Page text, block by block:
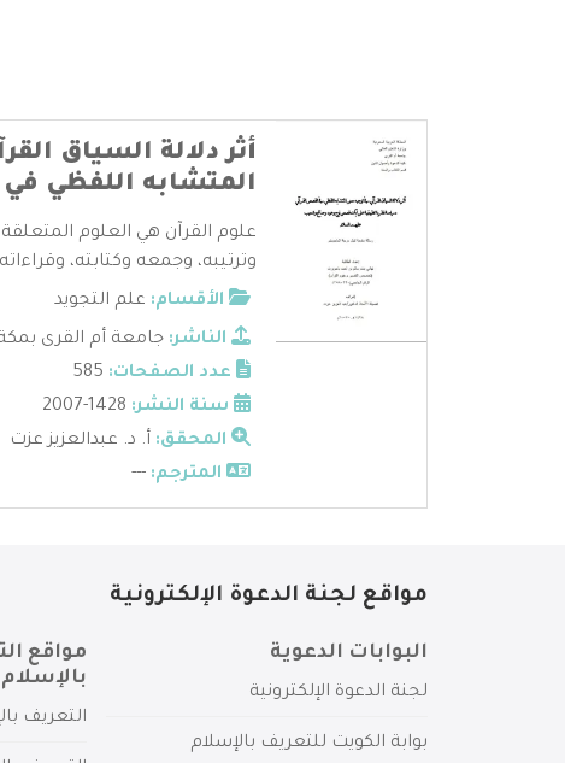
أثر دلالة السياق
المتشابه اللفظي
علوم القرآن هي العلوم
وترتيبه، وجمعه وكتابته،
الأقسام: علم التجويد
الناشر: جامعة أم القرى
عدد الصفحات:
سنة النشر:
المحقق: أ. د. عبدالعزيز عزت
المترجم: ---
مواقع لجنة الدعوة الإلكترونية
البوابات الدعوية
لجنة الدعوة الإلكترونية
بوابة الكويت للتعريف بالإسلام
مواقع
بالإسلام
التعريف